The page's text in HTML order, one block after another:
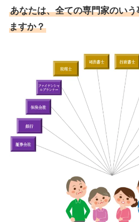
あなたは、全ての専門家のい
ますか？